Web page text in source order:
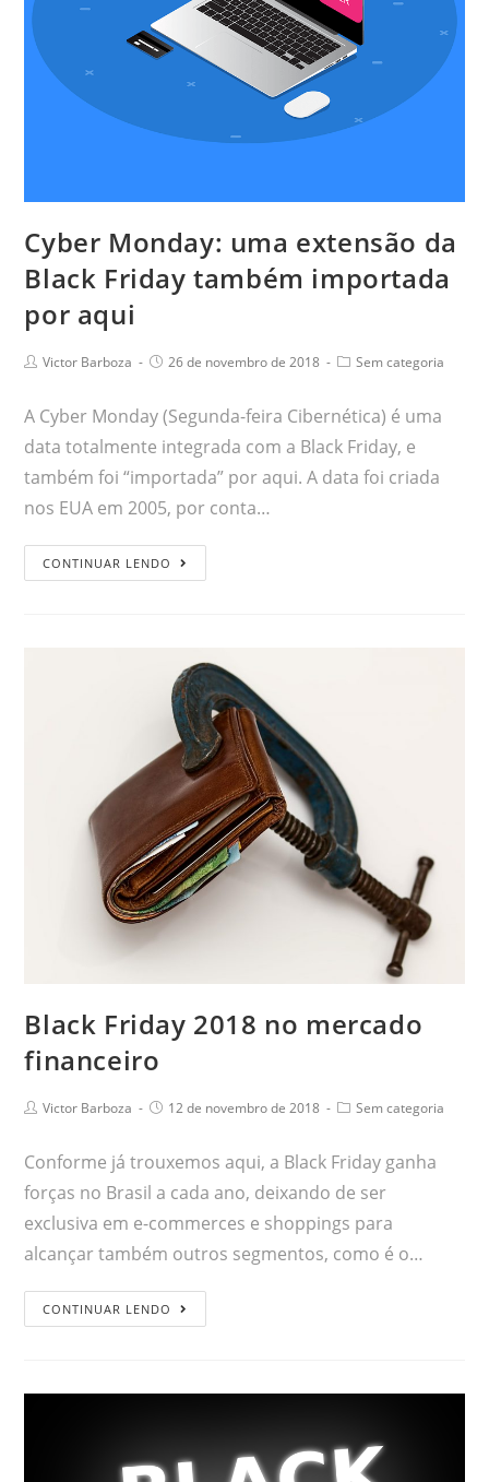
Cyber Monday: uma extensão da
Black Friday também importada
por aqui
Victor Barboza 26 de novembro de 2018 Sem categoria
A Cyber Monday (Segunda-feira Cibernética) é uma
data totalmente integrada com a Black Friday, e
também foi “importada” por aqui. A data foi criada
nos EUA em 2005, por conta…
CONTINUAR LENDO
Black Friday 2018 no mercado
financeiro
Victor Barboza 12 de novembro de 2018 Sem categoria
Conforme já trouxemos aqui, a Black Friday ganha
forças no Brasil a cada ano, deixando de ser
exclusiva em e-commerces e shoppings para
alcançar também outros segmentos, como é o…
CONTINUAR LENDO